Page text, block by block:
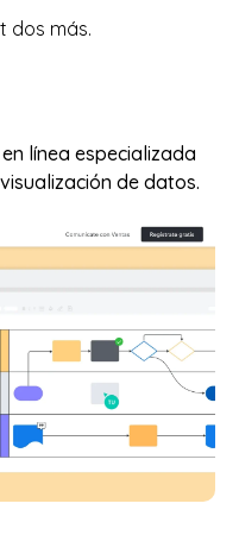
dos más.
línea especializada
de datos.